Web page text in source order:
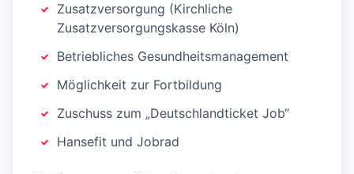
Zusatzversorgung (Kirchliche
Zusatzversorgungskasse Köln)
Betriebliches Gesundheitsmanagement
Möglichkeit zur Fortbildung
Zuschuss zum „Deutschlandticket Job“
Hansefit und Jobrad